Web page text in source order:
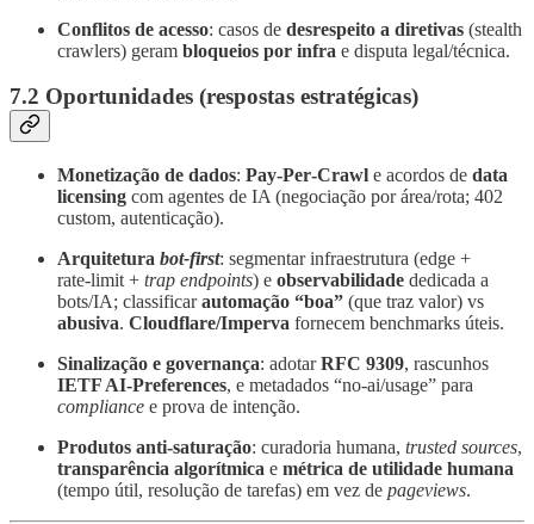
Conflitos de acesso: casos de desrespeito a diretivas (stealth
crawlers) geram bloqueios por infra e disputa legal/técnica.
7.2 Oportunidades (respostas estratégicas)
Monetização de dados: Pay‑Per‑Crawl e acordos de data
licensing com agentes de IA (negociação por área/rota; 402
custom, autenticação).
Arquitetura bot‑first: segmentar infraestrutura (edge +
rate‑limit + trap endpoints) e observabilidade dedicada a
bots/IA; classificarautomação “boa” (que traz valor) vs
abusiva. Cloudflare/Imperva fornecem benchmarks úteis.
Sinalização e governança: adotarRFC 9309, rascunhos
IETF AI‑Preferences, e metadados “no‑ai/usage” para
compliance e prova de intenção.
Produtos anti‑saturação: curadoria humana, trusted sources,
transparência algorítmica e métrica de utilidade humana
(tempo útil, resolução de tarefas) em vez de pageviews.